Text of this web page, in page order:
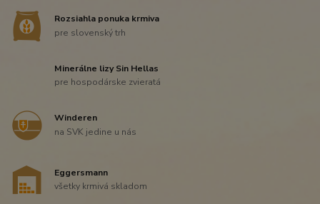
Rozsiahla ponuka krmiva
pre slovenský trh
Minerálne lizy Sin Hellas
pre hospodárske zvieratá
Winderen
na SVK jedine u nás
Eggersmann
všetky krmivá skladom